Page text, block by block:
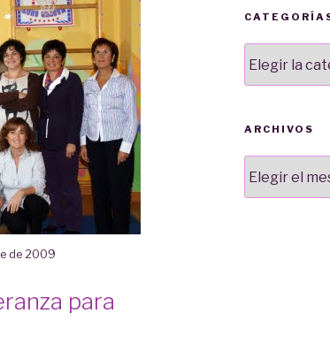
de 2009
para
ARCHIVOS